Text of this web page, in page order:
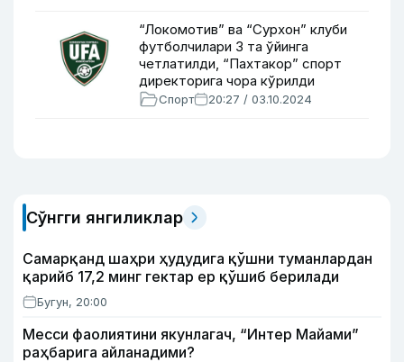
“Локомотив” ва “Сурхон” клуби
футболчилари 3 та ўйинга
четлатилди, “Пахтакор” спорт
директорига чора кўрилди
Спорт 20:27 / 03.10.2024
Сўнгги янгиликлар
Самарқанд шаҳри ҳудудига қўшни туманлардан
қарийб 17,2 минг гектар ер қўшиб берилади
Бугун, 20:00
Месси фаолиятини якунлагач, “Интер Майами”
раҳбарига айланадими?